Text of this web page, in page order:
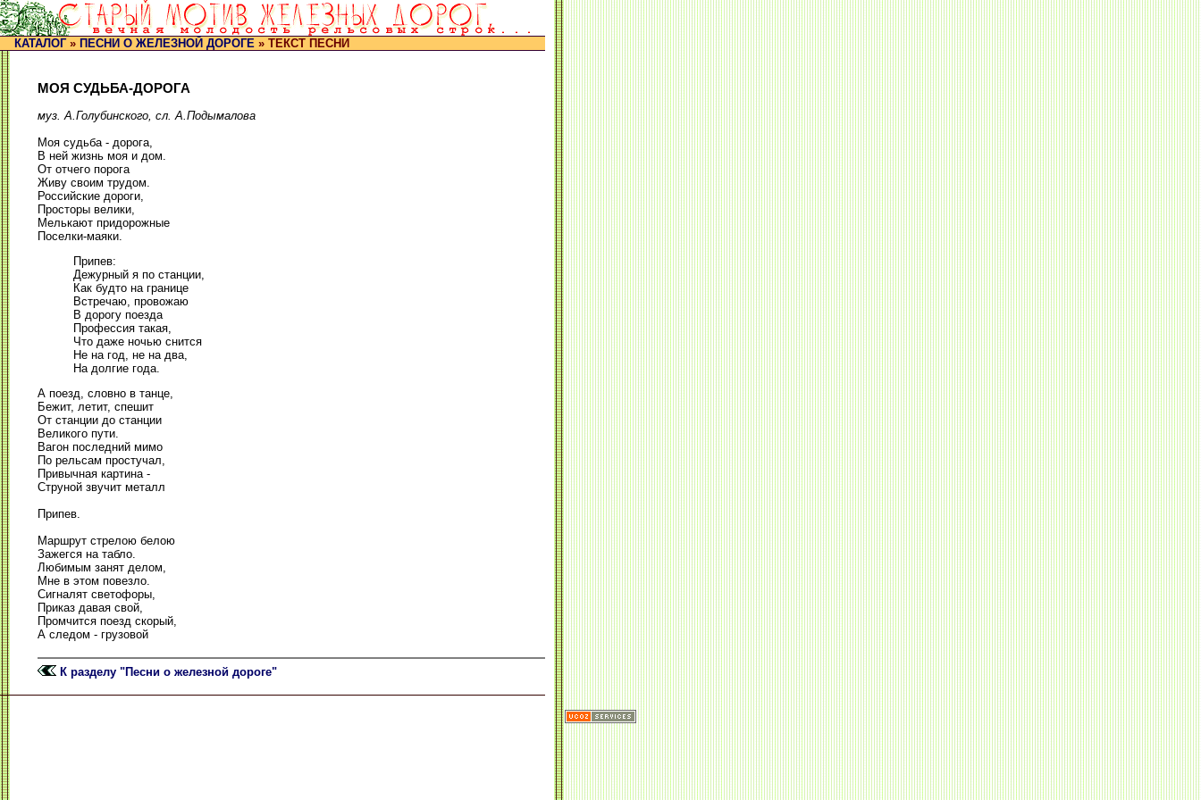
КАТАЛОГ» ПЕСНИ О ЖЕЛЕЗНОЙ ДОРОГЕ » ТЕКСТ ПЕСНИ
МОЯ СУДЬБА-ДОРОГА
муз. А.Голубинского, сл. А.Подымалова
Моя судьба - дорога,
В ней жизнь моя и дом.
От отчего порога
Живу своим трудом.
Российские дороги,
Просторы велики,
Мелькают придорожные
Поселки-маяки.
Припев:
Дежурный я по станции,
Как будто на границе
Встречаю, провожаю
В дорогу поезда
Профессия такая,
Что даже ночью снится
Не на год, не на два,
На долгие года.
А поезд, словно в танце,
Бежит, летит, спешит
От станции до станции
Великого пути.
Вагон последний мимо
По рельсам простучал,
Привычная картина -
Струной звучит металл
Припев.
Маршрут стрелою белою
Зажегся на табло.
Любимым занят делом,
Мне в этом повезло.
Сигналят светофоры,
Приказ давая свой,
Промчится поезд скорый,
А следом - грузовой
К разделу "Песни о железной дороге"